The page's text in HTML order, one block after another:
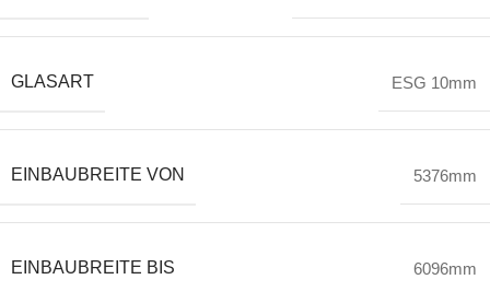
GLASART ESG 10mm
EINBAUBREITE VON 5376mm
EINBAUBREITE BIS 6096mm